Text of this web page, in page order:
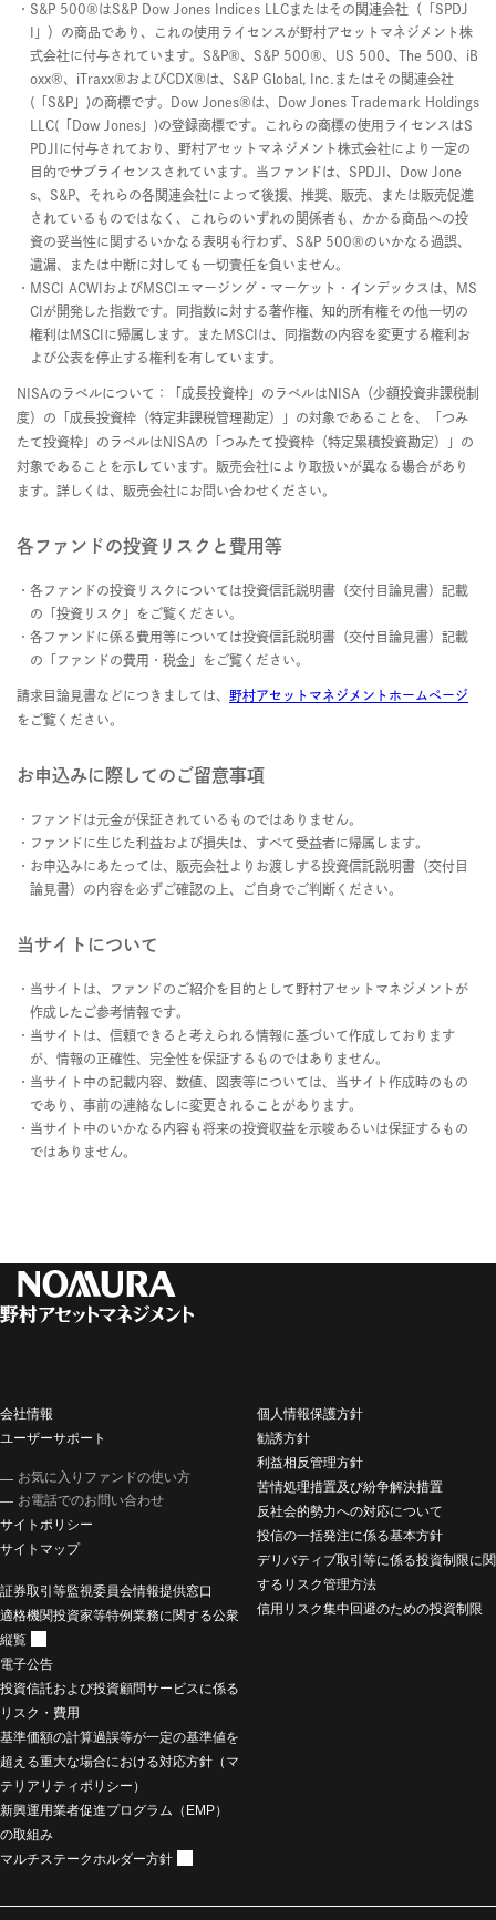
S&P 500®はS&P Dow Jones Indices LLCまたはその関連会社（「SPDJ
I」）の商品であり、これの使用ライセンスが野村アセットマネジメント株
式会社に付与されています。S&P®、S&P 500®、US 500、The 500、iB
oxx®、iTraxx®およびCDX®は、S&P Global, Inc.またはその関連会社
(「S&P」)の商標です。Dow Jones®は、Dow Jones Trademark Holdings
LLC(「Dow Jones」)の登録商標です。これらの商標の使用ライセンスはS
PDJIに付与されており、野村アセットマネジメント株式会社により一定の
目的でサブライセンスされています。当ファンドは、SPDJI、Dow Jone
s、S&P、それらの各関連会社によって後援、推奨、販売、または販売促進
されているものではなく、これらのいずれの関係者も、かかる商品への投
資の妥当性に関するいかなる表明も行わず、S&P 500®のいかなる過誤、
遺漏、または中断に対しても一切責任を負いません。
MSCI ACWIおよびMSCIエマージング・マーケット・インデックスは、MS
CIが開発した指数です。同指数に対する著作権、知的所有権その他一切の
権利はMSCIに帰属します。またMSCIは、同指数の内容を変更する権利お
よび公表を停止する権利を有しています。
NISAのラベルについて：「成長投資枠」のラベルはNISA（少額投資非課税制
度）の「成長投資枠（特定非課税管理勘定）」の対象であることを、「つみ
たて投資枠」のラベルはNISAの「つみたて投資枠（特定累積投資勘定）」の
対象であることを示しています。販売会社により取扱いが異なる場合があり
ます。詳しくは、販売会社にお問い合わせください。
各ファンドの投資リスクと費用等
各ファンドの投資リスクについては投資信託説明書（交付目論見書）記載
の「投資リスク」をご覧ください。
各ファンドに係る費用等については投資信託説明書（交付目論見書）記載
の「ファンドの費用・税金」をご覧ください。
請求目論見書などにつきましては、 野村アセットマネジメントホームページ
をご覧ください。
お申込みに際してのご留意事項
ファンドは元金が保証されているものではありません。
ファンドに生じた利益および損失は、すべて受益者に帰属します。
お申込みにあたっては、販売会社よりお渡しする投資信託説明書（交付目
論見書）の内容を必ずご確認の上、ご自身でご判断ください。
当サイトについて
当サイトは、ファンドのご紹介を目的として野村アセットマネジメントが
作成したご参考情報です。
当サイトは、信頼できると考えられる情報に基づいて作成しております
が、情報の正確性、完全性を保証するものではありません。
当サイト中の記載内容、数値、図表等については、当サイト作成時のもの
であり、事前の連絡なしに変更されることがあります。
当サイト中のいかなる内容も将来の投資収益を示唆あるいは保証するもの
ではありません。